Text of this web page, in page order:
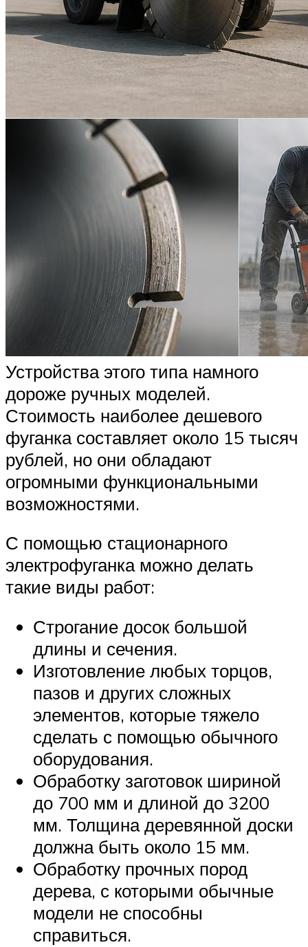
Устройства этого типа намного
дороже ручных моделей.
Стоимость наиболее дешевого
фуганка составляет около 15 тысяч
рублей, но они обладают
огромными функциональными
возможностями.
С помощью стационарного
электрофуганка можно делать
такие виды работ:
Строгание досок большой
длины и сечения.
Изготовление любых торцов,
пазов и других сложных
элементов, которые тяжело
сделать с помощью обычного
оборудования.
Обработку заготовок шириной
до 700 мм и длиной до 3200
мм. Толщина деревянной доски
должна быть около 15 мм.
Обработку прочных пород
дерева, с которыми обычные
модели не способны
справиться.